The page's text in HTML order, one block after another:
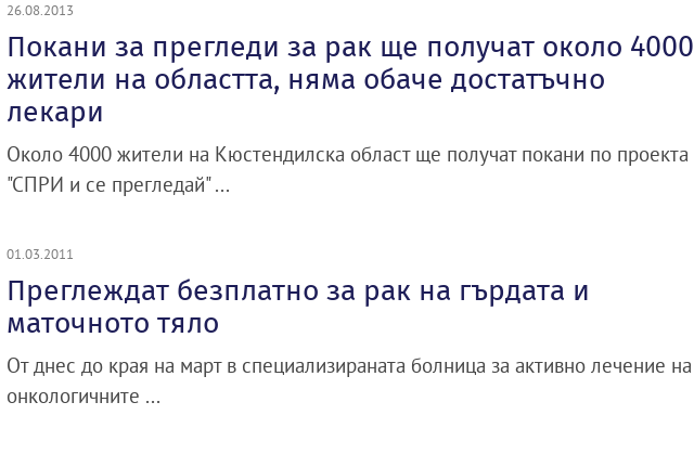
26.08.2013
Покани за прегледи за рак ще получат около 4000
жители на областта, няма обаче достатъчно
лекари
Около 4000 жители на Кюстендилска област ще получат покани по проекта
"СПРИ и се прегледай" ...
01.03.2011
Преглеждат безплатно за рак на гърдата и
маточното тяло
От днес до края на март в специализираната болница за активно лечение на
онкологичните ...